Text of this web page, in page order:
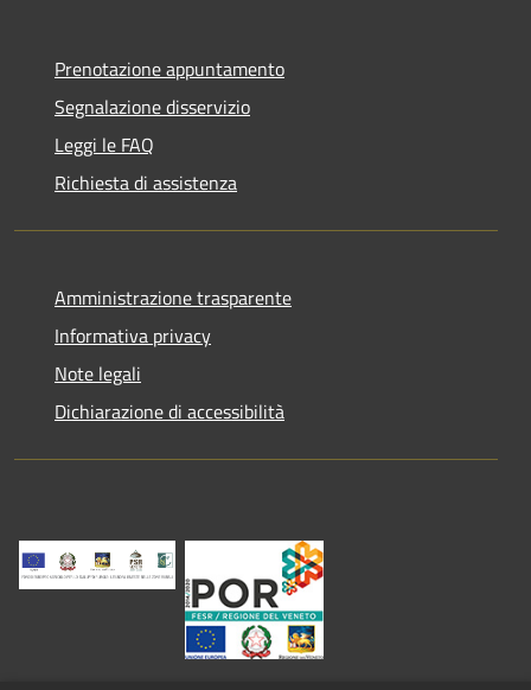
Prenotazione appuntamento
Segnalazione disservizio
Leggi le FAQ
Richiesta di assistenza
Amministrazione trasparente
Informativa privacy
Note legali
Dichiarazione di accessibilità